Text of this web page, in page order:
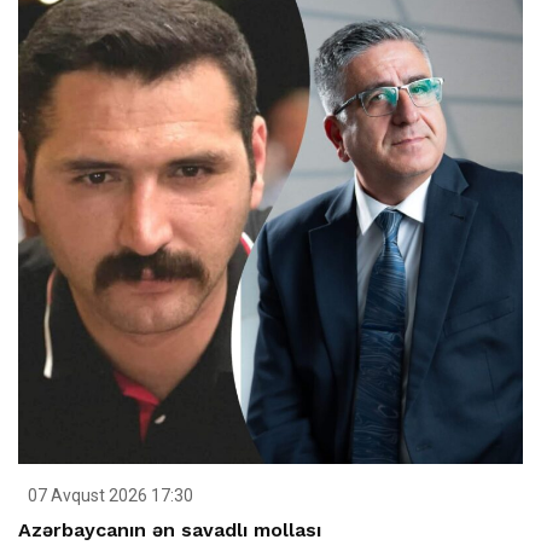
07 Avqust 2026 17:30
Azərbaycanın ən savadlı mollası